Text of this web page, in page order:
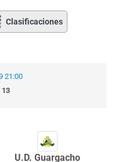
Clasificaciones
21:00
13
U.D. Guargacho